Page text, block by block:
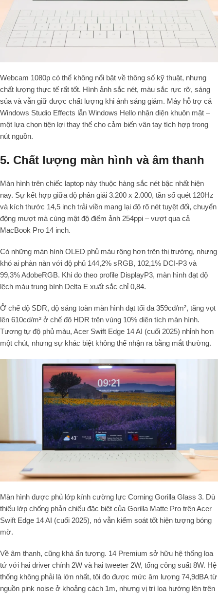
Webcam 1080p có thể không nổi bật về thông số kỹ thuật, nhưng
chất lượng thực tế rất tốt. Hình ảnh sắc nét, màu sắc rực rỡ, sáng
sủa và vẫn giữ được chất lượng khi ánh sáng giảm. Máy hỗ trợ cả
Windows Studio Effects lẫn Windows Hello nhận diện khuôn mặt –
một lựa chọn tiện lợi thay thế cho cảm biến vân tay tích hợp trong
nút nguồn.
5. Chất lượng màn hình và âm thanh
Màn hình trên chiếc laptop này thuộc hàng sắc nét bậc nhất hiện
nay. Sự kết hợp giữa độ phân giải 3.200 x 2.000, tần số quét 120Hz
và kích thước 14,5 inch trải viền mang lại độ rõ nét tuyệt đối, chuyển
động mượt mà cùng mật độ điểm ảnh 254ppi – vượt qua cả
MacBook Pro 14 inch.
Có những màn hình OLED phủ màu rộng hơn trên thị trường, nhưng
khó ai phàn nàn với độ phủ 144,2% sRGB, 102,1% DCI-P3 và
99,3% AdobeRGB. Khi đo theo profile DisplayP3, màn hình đạt độ
lệch màu trung bình Delta E xuất sắc chỉ 0,84.
Ở chế độ SDR, độ sáng toàn màn hình đạt tối đa 359cd/m², tăng vọt
lên 610cd/m² ở chế độ HDR trên vùng 10% diện tích màn hình.
Tương tự độ phủ màu, Acer Swift Edge 14 AI (cuối 2025) nhỉnh hơn
một chút, nhưng sự khác biệt không thể nhận ra bằng mắt thường.
Màn hình được phủ lớp kính cường lực Corning Gorilla Glass 3. Dù
thiếu lớp chống phản chiếu đặc biệt của Gorilla Matte Pro trên Acer
Swift Edge 14 AI (cuối 2025), nó vẫn kiểm soát tốt hiện tượng bóng
mờ.
Về âm thanh, cũng khá ấn tượng. 14 Premium sở hữu hệ thống loa
tứ với hai driver chính 2W và hai tweeter 2W, tổng công suất 8W. Hệ
thống không phải là lớn nhất, tôi đo được mức âm lượng 74,9dBA từ
nguồn pink noise ở khoảng cách 1m, nhưng vị trí loa hướng lên trên